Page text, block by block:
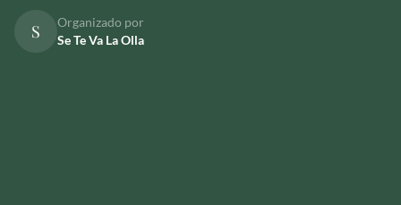
S
Organizado por
Se Te Va La Olla